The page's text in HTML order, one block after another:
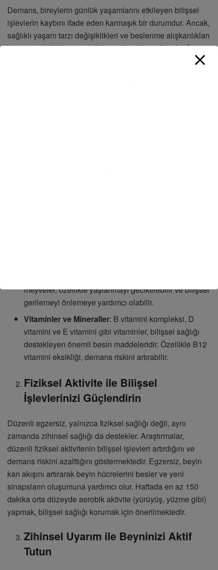
Demans, bireylerin günlük yaşamlarını etkileyen bilişsel
işlevlerin kaybını ifade eden karmaşık bir durumdur. Ancak,
sağlıklı yaşam tarzı değişiklikleri ve beslenme alışkanlıkları
benimseyerek demans riskini azaltmak mümkündür. İşte
meyveler, özellikle yaşlanmayı geciktirebilir ve bilişsel
gerilemeyi önlemeye yardımcı olabilir.
Vitaminler ve Mineraller: B vitamini kompleksi, D
vitamini ve E vitamini gibi vitaminler, bilişsel sağlığı
destekleyen önemli besin maddeleridir. Özellikle B12
vitamini eksikliği, demans riskini artırabilir.
Fiziksel Aktivite ile Bilişsel
İşlevlerinizi Güçlendirin
Düzenli egzersiz, yalnızca fiziksel sağlığı değil, aynı
zamanda zihinsel sağlığı da destekler. Araştırmalar,
düzenli fiziksel aktivitenin bilişsel işlevleri artırdığını ve
demans riskini azalttığını göstermektedir. Egzersiz, beyin
kan akışını artırarak beyin hücrelerini besler ve yeni
sinapsların oluşumuna yardımcı olur. Haftada en az 150
dakika orta düzeyde aerobik aktivite (yürüyüş, yüzme gibi)
yapmak, bilişsel sağlığı korumak için önerilmektedir.
Zihinsel Uyarım ile Beyninizi Aktif
Tutun